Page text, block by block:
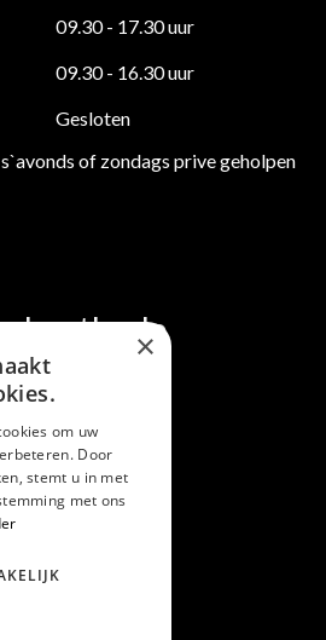
09.30 - 17.30 uur
09.30 - 16.30 uur
Gesloten
of zondags prive geholpen
×
om uw
Door
stemt u in met
met ons